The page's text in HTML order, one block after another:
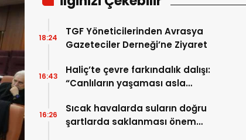
TGF Yöneticilerinden Avrasya
Gazeteciler Derneği’ne Ziyaret
18:24
Haliç’te çevre farkındalık dalışı:
“Canlıların yaşaması asla
16:43
Sıcak havalarda suların doğru
şartlarda saklanması önem
16:26